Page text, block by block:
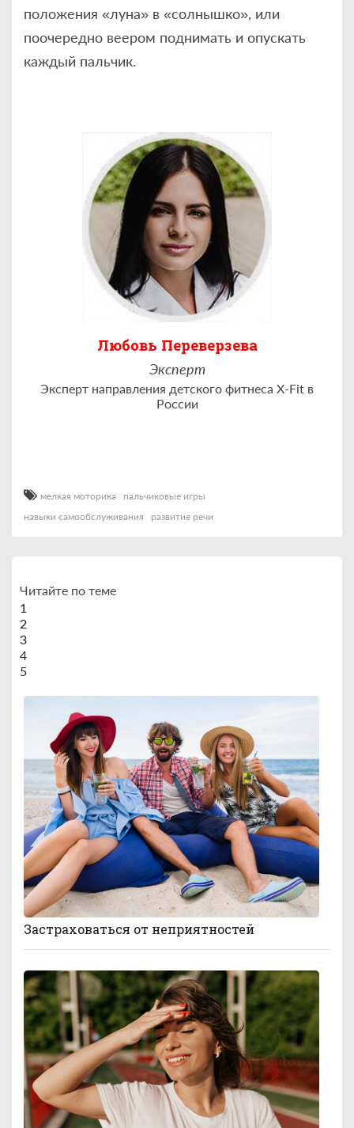
положения «луна» в «солнышко», или
поочередно веером поднимать и опускать
каждый пальчик.
Любовь Переверзева
Эксперт
Эксперт направления детского фитнеса X-Fit в
России
мелкая моторика
пальчиковые игры
навыки самообслуживания
развитие речи
Читайте по теме
1
2
3
4
5
Застраховаться от неприятностей